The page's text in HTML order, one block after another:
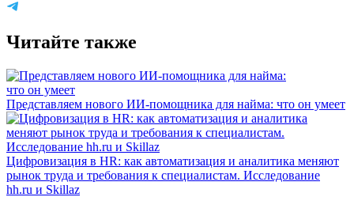
Читайте также
Представляем нового ИИ-помощника для найма: что он умеет
Цифровизация в HR: как автоматизация и аналитика меняют
рынок труда и требования к специалистам. Исследование
hh.ru и Skillaz